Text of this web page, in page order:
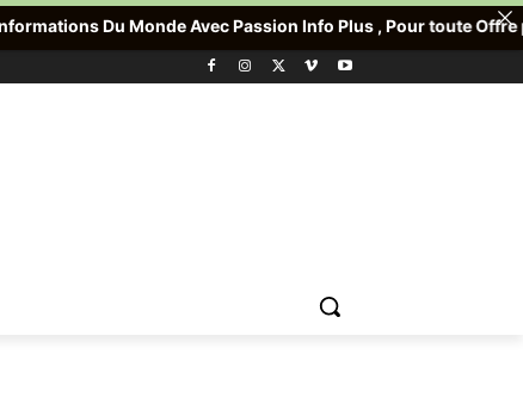
Avec Passion Info Plus , Pour toute Offre promotionnelle